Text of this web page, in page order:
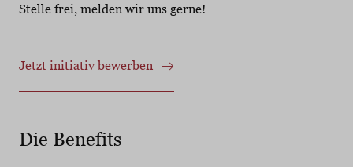
Stelle frei, melden wir uns gerne!
Jetzt initiativ bewerben
Die Benefits